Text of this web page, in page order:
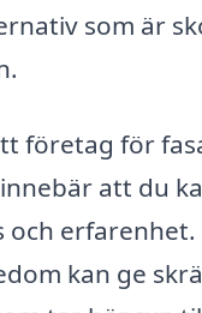
som är
företag för
att du
och erfarenhet.
kan ge